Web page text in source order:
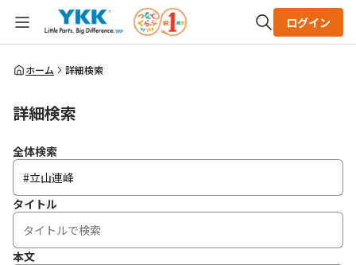
全体検索
ログイン
ホーム 詳細検索
詳細検索
全体検索
タイトル
本文